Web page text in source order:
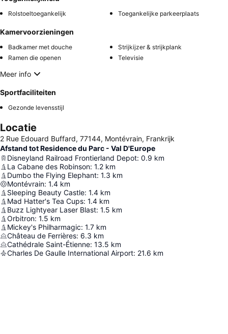
Rolstoeltoegankelijk Toegankelijke parkeerplaats
Kamervoorzieningen
Badkamer met douche
Strijkijzer & strijkplank
Ramen die openen
Televisie
Meer info
Sportfaciliteiten
Gezonde levensstijl
Locatie
2 Rue Edouard Buffard, 77144, Montévrain, Frankrijk
Afstand tot Residence du Parc - Val D'Europe
Disneyland Railroad Frontierland Depot: 0.9 km
La Cabane des Robinson: 1.2 km
Dumbo the Flying Elephant: 1.3 km
Montévrain: 1.4 km
Sleeping Beauty Castle: 1.4 km
Mad Hatter's Tea Cups: 1.4 km
Buzz Lightyear Laser Blast: 1.5 km
Orbitron: 1.5 km
Mickey's Philharmagic: 1.7 km
Château de Ferrières: 6.3 km
Cathédrale Saint-Étienne: 13.5 km
Charles De Gaulle International Airport: 21.6 km